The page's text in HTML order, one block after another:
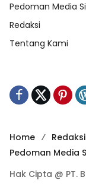
Pedoman Media
Redaksi
Tentang Kami
Home Redaksi
Pedoman Media
Hak Cipta @ PT.